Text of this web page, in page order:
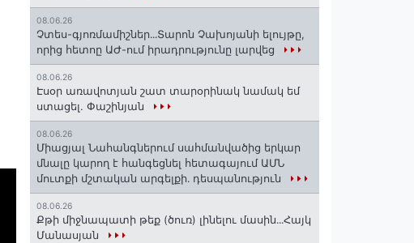
08.06.26
Չտես-գյոռմամիշներ․․․Տարոն Չախոյանի ելույթը,
որից հետոը ԱԺ-ում իրադրությունը լարվեց
08.06.26
Էսօր առավոտյան շատ տարօրինակ նամակ եմ
ստացել. Փաշինյան
08.06.26
Միացյալ Նահանգներում սահմանվածից երկար
մնալը կարող է հանգեցնել հետագայում ԱՄՆ
մուտքի մշտական արգելքի․ դեսպանություն
08.06.26
Քթի միջնապատի թեք (ծուռ) լինելու մասին․․․Հայկ
Մանասյան